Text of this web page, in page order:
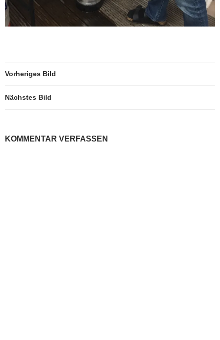
Vorheriges Bild
Nächstes Bild
KOMMENTAR VERFASSEN